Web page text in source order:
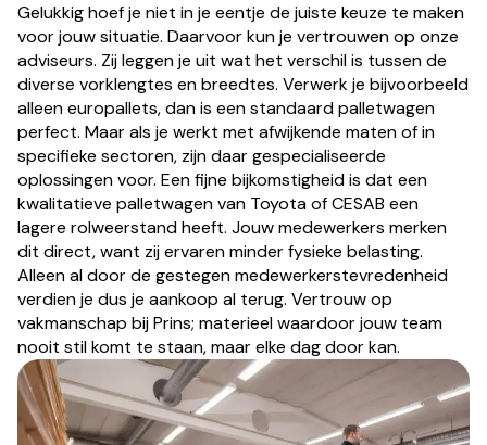
Gelukkig hoef je niet in je eentje de juiste keuze te maken
voor jouw situatie. Daarvoor kun je vertrouwen op onze
adviseurs. Zij leggen je uit wat het verschil is tussen de
diverse vorklengtes en breedtes. Verwerk je bijvoorbeeld
alleen europallets, dan is een standaard palletwagen
perfect. Maar als je werkt met afwijkende maten of in
specifieke sectoren, zijn daar gespecialiseerde
oplossingen voor. Een fijne bijkomstigheid is dat een
kwalitatieve palletwagen van Toyota of CESAB een
lagere rolweerstand heeft. Jouw medewerkers merken
dit direct, want zij ervaren minder fysieke belasting.
Alleen al door de gestegen medewerkerstevredenheid
verdien je dus je aankoop al terug. Vertrouw op
vakmanschap bij Prins; materieel waardoor jouw team
nooit stil komt te staan, maar elke dag door kan.